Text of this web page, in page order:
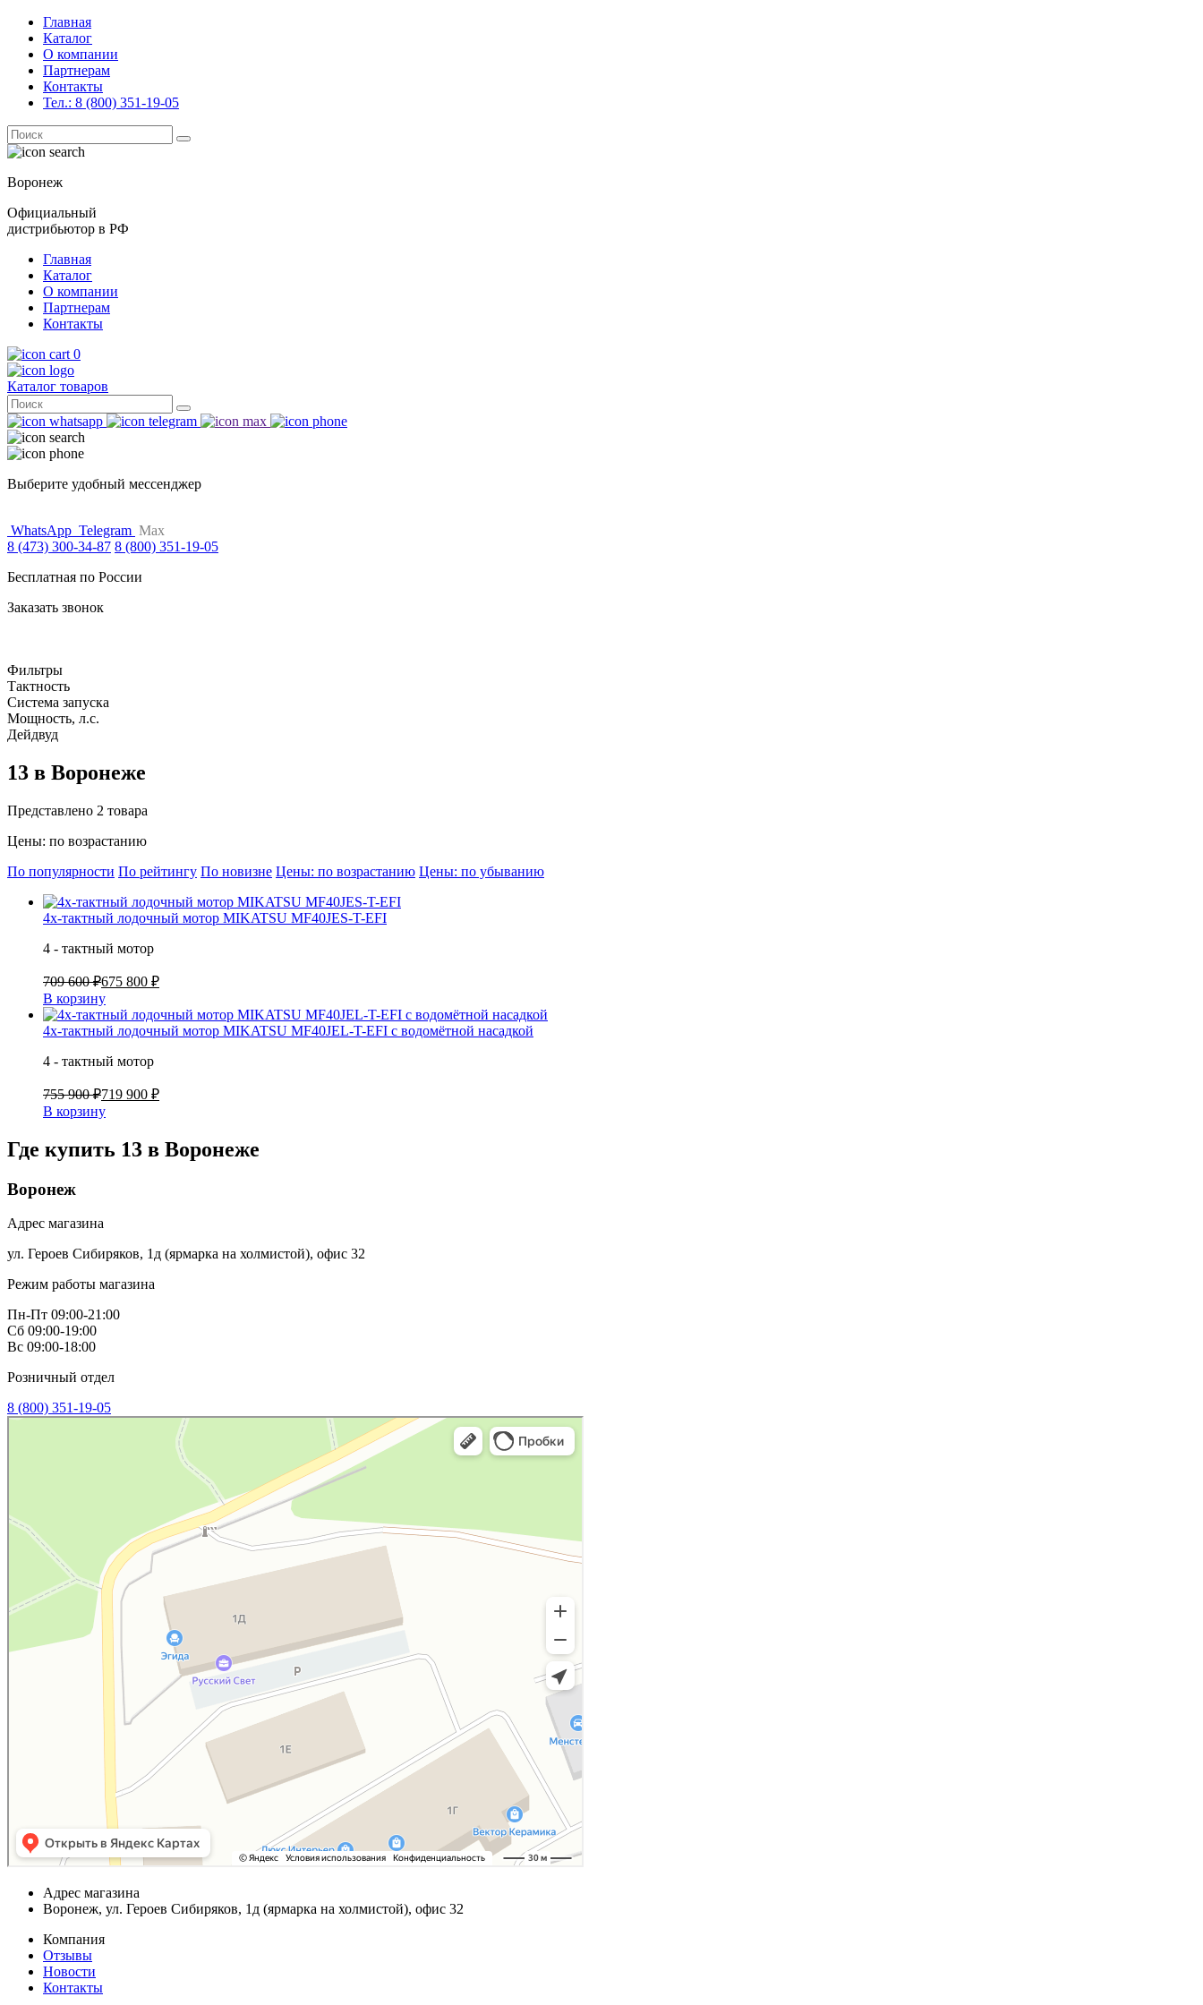
Главная
Каталог
О компании
Партнерам
Контакты
Тел.: 8 (800) 351-19-05
Поиск
for:
Воронеж
Официальный
дистрибьютор в РФ
Главная
Каталог
О компании
Партнерам
Контакты
0
Каталог товаров
Поиск
for:
Выберите удобный мессенджер
WhatsApp Telegram Max
8 (473) 300-34-87 8 (800) 351-19-05
Бесплатная по России
Заказать звонок
Фильтры
Тактность
Система запуска
Мощность, л.с.
Дейдвуд
13 в Воронеже
Представлено 2 товара
Цены: по возрастанию
По популярности По рейтингу По новизне Цены: по возрастанию Цены: по убыванию
4х-тактный лодочный мотор MIKATSU MF40JES-T-EFI
4 - тактный мотор
709 600 ₽675 800 ₽
В корзину
4х-тактный лодочный мотор MIKATSU MF40JEL-T-EFI с водомётной насадкой
4 - тактный мотор
755 900 ₽719 900 ₽
В корзину
Где купить 13 в Воронеже
Воронеж
Адрес магазина
ул. Героев Сибиряков, 1д (ярмарка на холмистой), офис 32
Режим работы магазина
Пн-Пт 09:00-21:00
Сб 09:00-19:00
Вс 09:00-18:00
Розничный отдел
8 (800) 351-19-05
Адрес магазина
Воронеж, ул. Героев Сибиряков, 1д (ярмарка на холмистой), офис 32
Компания
Отзывы
Новости
Контакты